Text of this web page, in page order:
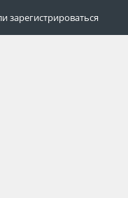
зарегистрироваться